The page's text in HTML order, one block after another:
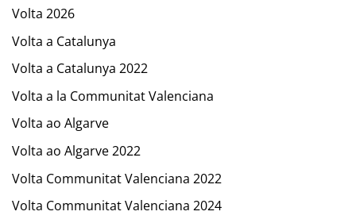
Volta 2026
Volta a Catalunya
Volta a Catalunya 2022
Volta a la Communitat Valenciana
Volta ao Algarve
Volta ao Algarve 2022
Volta Communitat Valenciana 2022
Volta Communitat Valenciana 2024